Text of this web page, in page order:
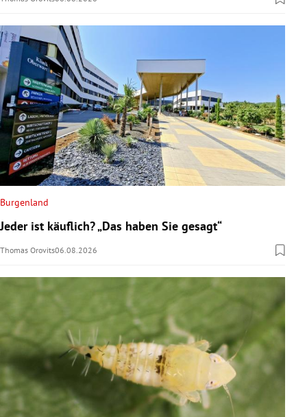
Burgenland
Jeder ist käuflich? „Das haben Sie gesagt“
Thomas Orovits06.08.2026